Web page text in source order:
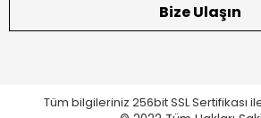
Bize Ulaşın
Tüm bilgileriniz 256bit SSL Sertifikası